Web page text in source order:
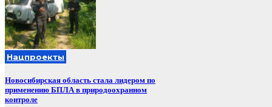
Нацпроекты
Новосибирская область стала лидером по
применению БПЛА в природоохранном
контроле